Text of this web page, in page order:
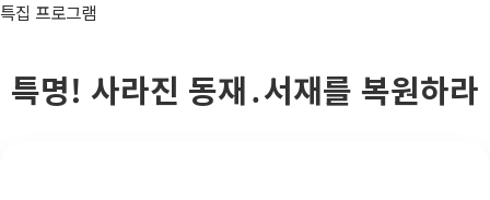
특집 프로그램
특명! 사라진 동재․서재를 복원하라